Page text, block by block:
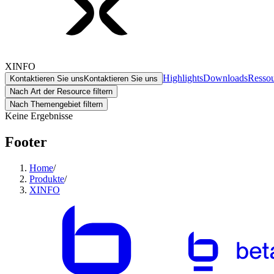
XINFO
Kontaktieren Sie uns Kontaktieren Sie uns HighlightsDownloads
Nach Art der Resource filtern
Nach Themengebiet filtern
Keine Ergebnisse
Footer
Home/
Produkte/
XINFO